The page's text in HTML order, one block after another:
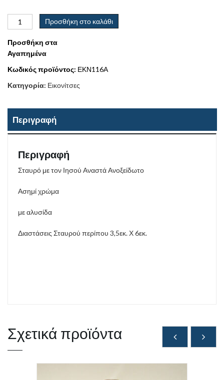
Προσθήκη στο καλάθι
Προσθήκη στα
Αγαπημένα
Κωδικός προϊόντος: ΕΚΝ116Α
Κατηγορία: Εικονίτσες
Περιγραφή
Περιγραφή
Σταυρό με τον Ιησού Αναστά Ανοξείδωτο
Ασημί χρώμα
με αλυσίδα
Διαστάσεις Σταυρού περίπου 3,5εκ. Χ 6εκ.
Σχετικά προϊόντα